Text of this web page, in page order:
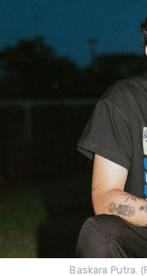
Baskara Putra.